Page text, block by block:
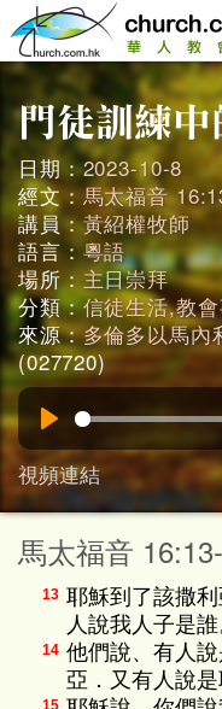
日期：2023-10-8
經文：馬太福音
講員：黃紹權牧師
語言：粵語
場所：主日崇拜
分類：信徒生活,教
來源：多倫多以馬內
(027720)
視頻連結
馬太福音
13 耶穌到了該撒利
人說我人子是
14 他們說、有人
亞．又有人說
15